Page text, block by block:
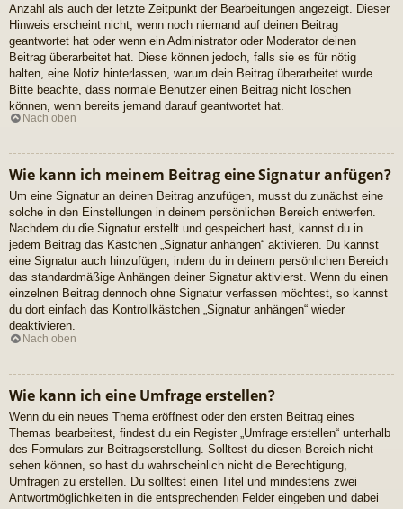
Anzahl als auch der letzte Zeitpunkt der Bearbeitungen angezeigt. Dieser
Hinweis erscheint nicht, wenn noch niemand auf deinen Beitrag
geantwortet hat oder wenn ein Administrator oder Moderator deinen
Beitrag überarbeitet hat. Diese können jedoch, falls sie es für nötig
halten, eine Notiz hinterlassen, warum dein Beitrag überarbeitet wurde.
Bitte beachte, dass normale Benutzer einen Beitrag nicht löschen
können, wenn bereits jemand darauf geantwortet hat.
Nach oben
Wie kann ich meinem Beitrag eine Signatur anfügen?
Um eine Signatur an deinen Beitrag anzufügen, musst du zunächst eine
solche in den Einstellungen in deinem persönlichen Bereich entwerfen.
Nachdem du die Signatur erstellt und gespeichert hast, kannst du in
jedem Beitrag das Kästchen „Signatur anhängen“ aktivieren. Du kannst
eine Signatur auch hinzufügen, indem du in deinem persönlichen Bereich
das standardmäßige Anhängen deiner Signatur aktivierst. Wenn du einen
einzelnen Beitrag dennoch ohne Signatur verfassen möchtest, so kannst
du dort einfach das Kontrollkästchen „Signatur anhängen“ wieder
deaktivieren.
Nach oben
Wie kann ich eine Umfrage erstellen?
Wenn du ein neues Thema eröffnest oder den ersten Beitrag eines
Themas bearbeitest, findest du ein Register „Umfrage erstellen“ unterhalb
des Formulars zur Beitragserstellung. Solltest du diesen Bereich nicht
sehen können, so hast du wahrscheinlich nicht die Berechtigung,
Umfragen zu erstellen. Du solltest einen Titel und mindestens zwei
Antwortmöglichkeiten in die entsprechenden Felder eingeben und dabei